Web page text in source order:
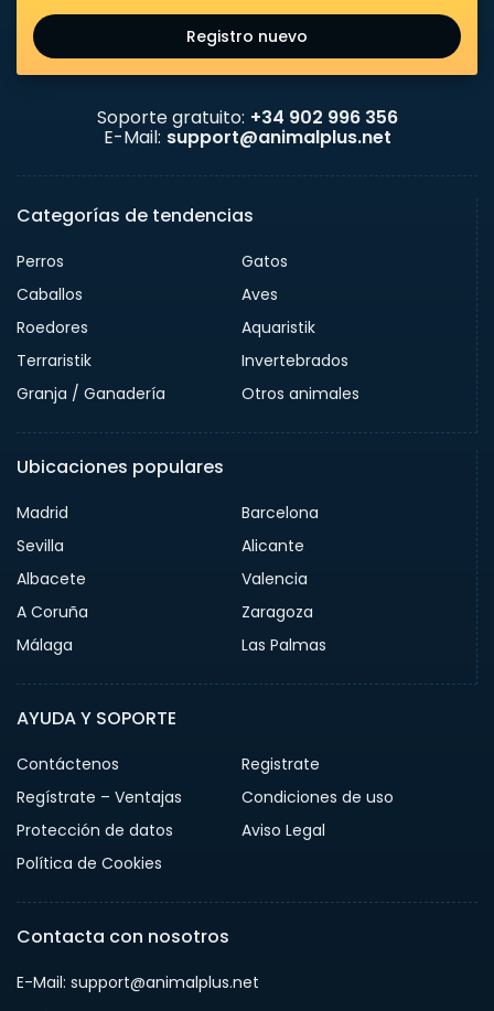
Registro nuevo
Soporte gratuito: +34 902 996 356
E-Mail: support@animalplus.net
Categorías de tendencias
Perros
Gatos
Caballos
Aves
Roedores
Aquaristik
Terraristik
Invertebrados
Granja / Ganadería
Otros animales
Ubicaciones populares
Madrid
Barcelona
Sevilla
Alicante
Albacete
Valencia
A Coruña
Zaragoza
Málaga
Las Palmas
AYUDA Y SOPORTE
Contáctenos
Registrate
Regístrate – Ventajas
Condiciones de uso
Protección de datos
Aviso Legal
Política de Cookies
Contacta con nosotros
E-Mail: support@animalplus.net